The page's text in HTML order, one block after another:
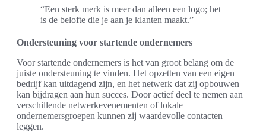
“Een sterk merk is meer dan alleen een logo; het
is de belofte die je aan je klanten maakt.”
Ondersteuning voor startende ondernemers
Voor startende ondernemers is het van groot belang om de
juiste ondersteuning te vinden. Het opzetten van een eigen
bedrijf kan uitdagend zijn, en het netwerk dat zij opbouwen
kan bijdragen aan hun succes. Door actief deel te nemen aan
verschillende netwerkevenementen of lokale
ondernemersgroepen kunnen zij waardevolle contacten
leggen.